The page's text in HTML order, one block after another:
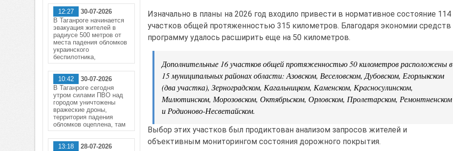
Изначально в планы на 2026 год входило привести в нормативное состояние 114
участков общей протяженностью 315 километров. Благодаря экономии средств
программу удалось расширить еще на 50 километров.
Дополнительные 16 участков общей протяженностью 50 километров расположены в
15 муниципальных районах области: Азовском, Веселовском, Дубовском, Егорлыкском
(два участка), Зерноградском, Кагальницком, Каменском, Красносулинском,
Милютинском, Морозовском, Октябрьском, Орловском, Пролетарском, Ремонтненском
и Родионово-Несветайском.
Выбор этих участков был продиктован анализом запросов жителей и
объективным мониторингом состояния дорожного покрытия.
12:27
30-07-2026
В Таганроге начинается
эвакуация жителей в
радиусе 500 метров от
места падения обломков
украинского
беспилотника,
10:42
30-07-2026
В Таганроге сегодня
утром силами ПВО над
городом уничтожены
вражеские дроны,
территория падения
обломков оцеплена, там
13:18
28-07-2026